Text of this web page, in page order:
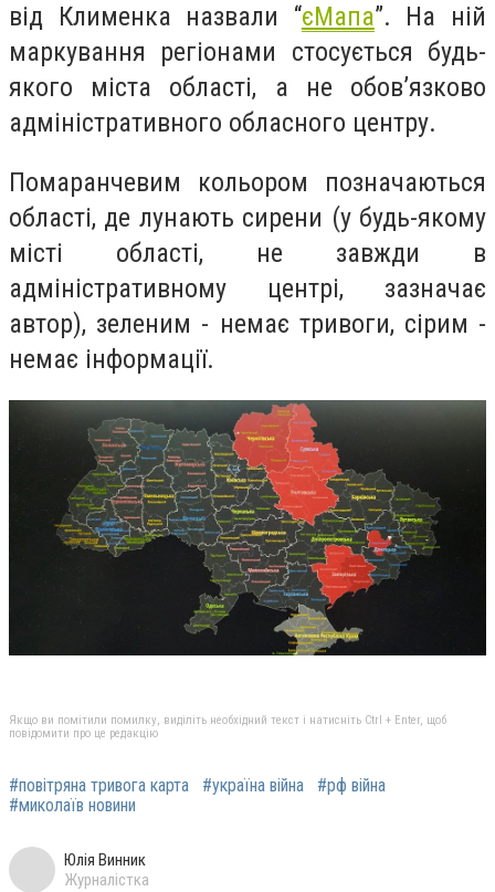
від Клименка назвали “єМапа”. На ній
маркування регіонами стосується будь-
якого міста області, а не обов’язково
адміністративного обласного центру.
Помаранчевим кольором позначаються
області, де лунають сирени (у будь-якому
місті області, не завжди в
адміністративному центрі, зазначає
автор), зеленим - немає тривоги, сірим -
немає інформації.
Якщо ви помітили помилку, виділіть необхідний текст і натисніть Ctrl + Enter, щоб
повідомити про це редакцію
#повітряна тривога карта #україна війна
#рф війна
#миколаїв новини
Юлія Винник
Журналістка